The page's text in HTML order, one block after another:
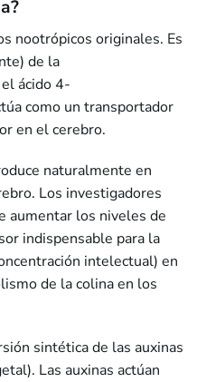
nootrópicos originales. Es
de la
ácido 4-
como un transportador
en el cerebro.
naturalmente en
Los investigadores
aumentar los niveles de
indispensable para la
intelectual) en
de la colina en los
sintética de las auxinas
Las auxinas actúan